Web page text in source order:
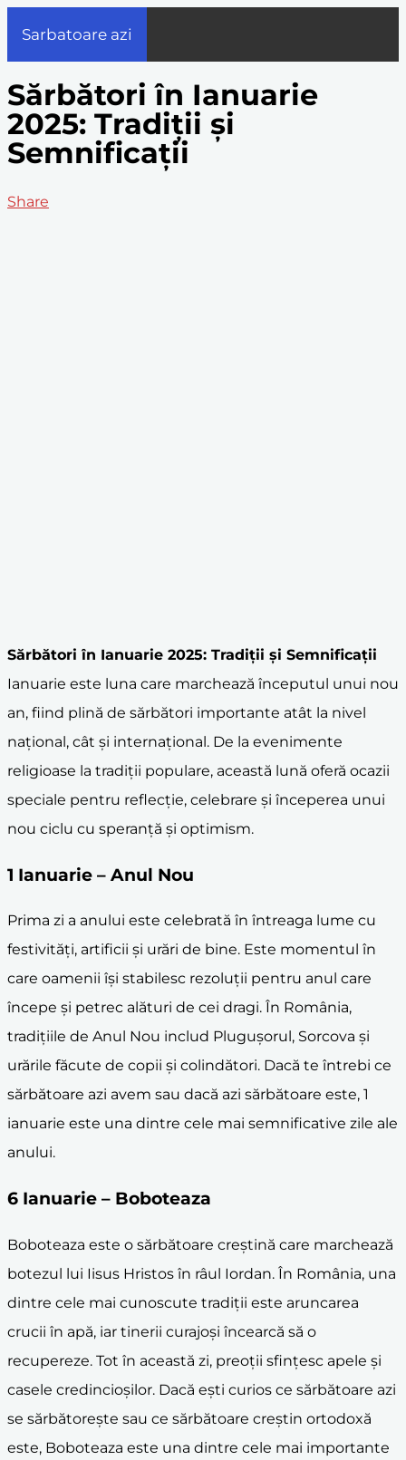
Sarbatoare azi
Sărbători în Ianuarie
2025: Tradiții și
Semnificații
Share
Sărbători în Ianuarie 2025: Tradiții și Semnificații
Ianuarie este luna care marchează începutul unui nou
an, fiind plină de sărbători importante atât la nivel
național, cât și internațional. De la evenimente
religioase la tradiții populare, această lună oferă ocazii
speciale pentru reflecție, celebrare și începerea unui
nou ciclu cu speranță și optimism.
1 Ianuarie – Anul Nou
Prima zi a anului este celebrată în întreaga lume cu
festivități, artificii și urări de bine. Este momentul în
care oamenii își stabilesc rezoluții pentru anul care
începe și petrec alături de cei dragi. În România,
tradițiile de Anul Nou includ Plugușorul, Sorcova și
urările făcute de copii și colindători. Dacă te întrebi ce
sărbătoare azi avem sau dacă azi sărbătoare este, 1
ianuarie este una dintre cele mai semnificative zile ale
anului.
6 Ianuarie – Boboteaza
Boboteaza este o sărbătoare creștină care marchează
botezul lui Iisus Hristos în râul Iordan. În România, una
dintre cele mai cunoscute tradiții este aruncarea
crucii în apă, iar tinerii curajoși încearcă să o
recupereze. Tot în această zi, preoții sfințesc apele și
casele credincioșilor. Dacă ești curios ce sărbătoare azi
se sărbătorește sau ce sărbătoare creștin ortodoxă
este, Boboteaza este una dintre cele mai importante